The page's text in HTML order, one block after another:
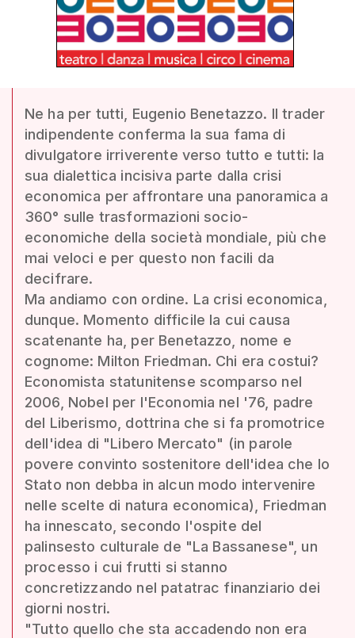
Ne ha per tutti, Eugenio Benetazzo. Il trader
indipendente conferma la sua fama di
divulgatore irriverente verso tutto e tutti: la
sua dialettica incisiva parte dalla crisi
economica per affrontare una panoramica a
360° sulle trasformazioni socio-
economiche della società mondiale, più che
mai veloci e per questo non facili da
decifrare.
Ma andiamo con ordine. La crisi economica,
dunque. Momento difficile la cui causa
scatenante ha, per Benetazzo, nome e
cognome: Milton Friedman. Chi era costui?
Economista statunitense scomparso nel
2006, Nobel per l'Economia nel '76, padre
del Liberismo, dottrina che si fa promotrice
dell'idea di "Libero Mercato" (in parole
povere convinto sostenitore dell'idea che lo
Stato non debba in alcun modo intervenire
nelle scelte di natura economica), Friedman
ha innescato, secondo l'ospite del
palinsesto culturale de "La Bassanese", un
processo i cui frutti si stanno
concretizzando nel patatrac finanziario dei
giorni nostri.
"Tutto quello che sta accadendo non era